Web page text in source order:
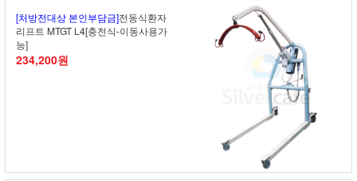
[처방전대상 본인부담금]전동식환자
리프트 MTGT L4[충전식-이동사용가
능]
234,200원